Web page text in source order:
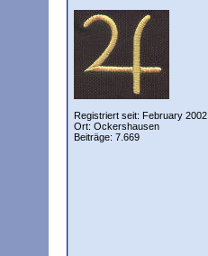
Registriert seit: February 2002
Ort: Ockershausen
Beiträge: 7.669